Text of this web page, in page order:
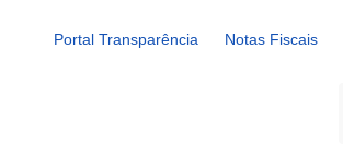
Portal Transparência Notas Fiscais